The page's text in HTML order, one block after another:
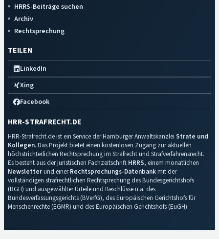
HRRS-Beiträge suchen
Archiv
Rechtsprechung
TEILEN
LinkedIn
Xing
Facebook
HRR-STRAFRECHT.DE
HRR-Strafrecht.de ist ein Service der Hamburger Anwaltskanzlei Strate und
Kollegen. Das Projekt bietet einen kostenlosen Zugang zur aktuellen
höchstrichterlichen Rechtsprechung im Strafrecht und Strafverfahrensrecht.
Es besteht aus der juristischen Fachzeitschrift HRRS, einem monatlichen
Newsletterund einerRechtsprechungs-Datenbankmit der
vollständigen strafrechtlichen Rechtsprechung des Bundesgerichtshofs
(BGH) und ausgewählter Urteile und Beschlüsse u.a. des
Bundesverfassungsgerichts (BVerfG), des Europäischen Gerichtshofs für
Menschenrechte (EGMR) und des Europäischen Gerichtshofs (EuGH).